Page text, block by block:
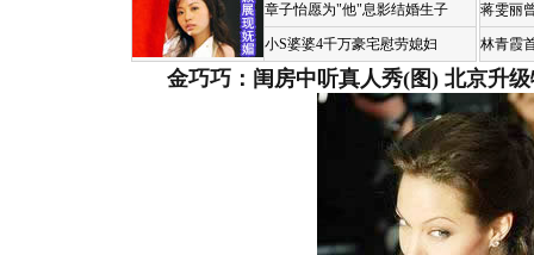
章子怡愿为"他"息影结婚生子
小S婆婆4千万豪宅慰劳媳妇
蒋雯丽
林青霞
金巧巧：闺房中听真人秀(图) 北京升